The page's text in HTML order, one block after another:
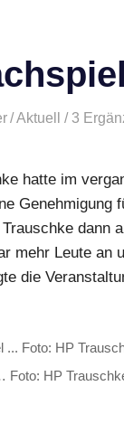
Aktuell / 3
hatte im
dann
mehr Leute
die
Foto: HP